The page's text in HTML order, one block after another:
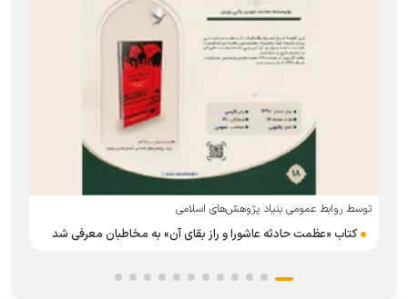
توسط روابط عمومی بنیاد پژوهش‌های اسلامی
کتاب «عظمت حادثه عاشورا و راز بقای آن» به مخاطبان معرفی شد